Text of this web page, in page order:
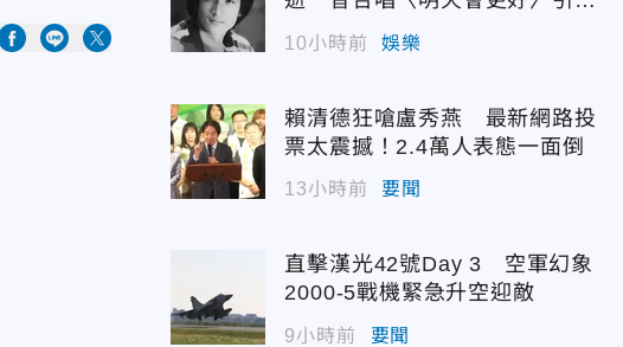
10小時前 娛樂
賴清德狂嗆盧秀燕 最新網路投
票太震撼！2.4萬人表態一面倒
13小時前 要聞
直擊漢光42號Day 3 空軍幻象
2000-5戰機緊急升空迎敵
9小時前 要聞